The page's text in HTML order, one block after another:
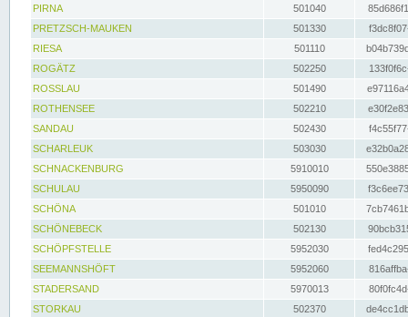
PIRNA
501040
PRETZSCH-MAUKEN
501330
RIESA
501110
ROGÄTZ
502250
ROSSLAU
501490
ROTHENSEE
502210
SANDAU
502430
SCHARLEUK
503030
SCHNACKENBURG
5910010
SCHULAU
5950090
SCHÖNA
501010
SCHÖNEBECK
502130
SCHÖPFSTELLE
5952030
SEEMANNSHÖFT
5952060
STADERSAND
5970013
STORKAU
502370